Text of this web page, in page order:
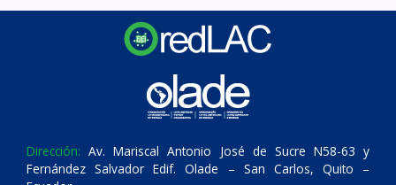
Dirección: Av. Mariscal Antonio José de Sucre N58-63 y
Fernández Salvador Edif. Olade – San Carlos, Quito –